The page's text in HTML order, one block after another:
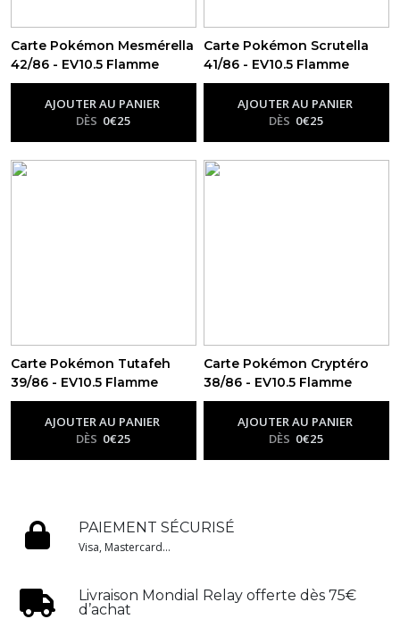
Carte Pokémon Mesmérella
42/86 - EV10.5 Flamme
Blanche-Ev10.5 - Flamme
BlancheAJOUTER AU PANIER
DÈS 0€25
Carte Pokémon Scrutella
41/86 - EV10.5 Flamme
Blanche-Ev10.5 - Flamme
BlancheAJOUTER AU PANIER
DÈS 0€25
Carte Pokémon Tutafeh
39/86 - EV10.5 Flamme
Blanche-Ev10.5 - Flamme
BlancheAJOUTER AU PANIER
DÈS 0€25
Carte Pokémon Cryptéro
38/86 - EV10.5 Flamme
Blanche-Ev10.5 - Flamme
BlancheAJOUTER AU PANIER
DÈS 0€25
PAIEMENT SÉCURISÉ
Visa, Mastercard...
Livraison Mondial Relay offerte dès 75€
d’achat